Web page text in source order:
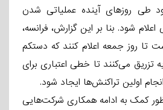
طی روزهای آینده عملیاتی شدن
شود. بنا بر این گزارش، فرانسه،
تا روز جمعه اعلام کنند که دستکم
تزریق می‌کنند تا خطی اعتباری برای
اولین تراکنش‌ها ایجاد شود.
کمک به ادامه همکاری شرکت‌هایی